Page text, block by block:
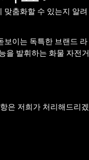
춤화할 수 있는지 알려
보이는 독특한 브랜드 라
을 발휘하는 화물 자전거
은 저희가 처리해드리겠